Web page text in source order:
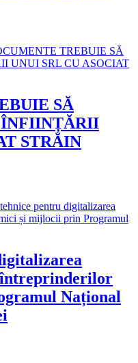
SĂ
ÎNFIINȚĂRII
STRĂIN
Național